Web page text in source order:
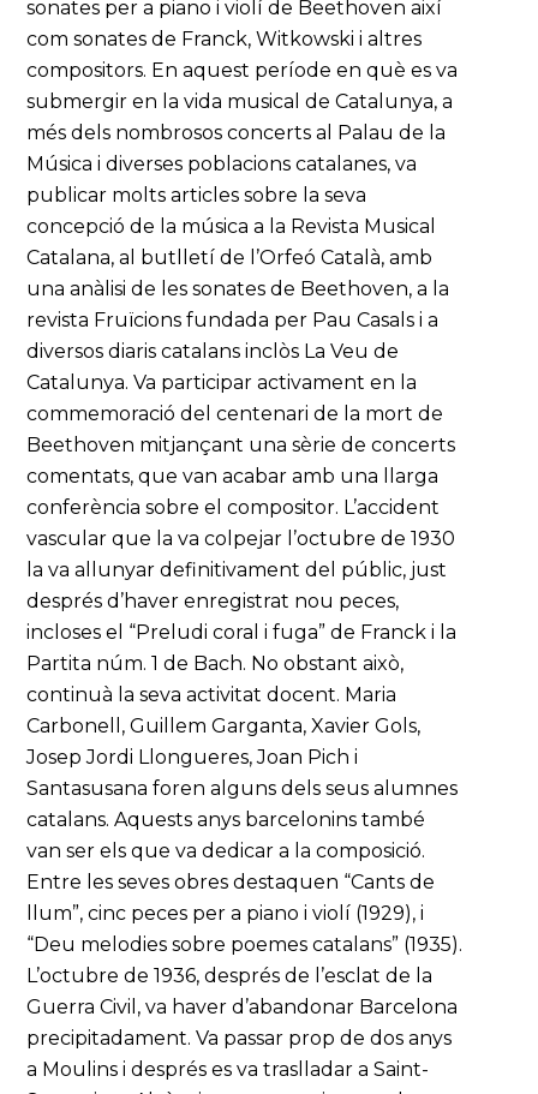
sonates per a piano i violí de Beethoven així
com sonates de Franck, Witkowski i altres
compositors. En aquest període en què es va
submergir en la vida musical de Catalunya, a
més dels nombrosos concerts al Palau de la
Música i diverses poblacions catalanes, va
publicar molts articles sobre la seva
concepció de la música a la Revista Musical
Catalana, al butlletí de l’Orfeó Català, amb
una anàlisi de les sonates de Beethoven, a la
revista Fruïcions fundada per Pau Casals i a
diversos diaris catalans inclòs La Veu de
Catalunya. Va participar activament en la
commemoració del centenari de la mort de
Beethoven mitjançant una sèrie de concerts
comentats, que van acabar amb una llarga
conferència sobre el compositor. L’accident
vascular que la va colpejar l’octubre de 1930
la va allunyar definitivament del públic, just
després d’haver enregistrat nou peces,
incloses el “Preludi coral i fuga” de Franck i la
Partita núm. 1 de Bach. No obstant això,
continuà la seva activitat docent. Maria
Carbonell, Guillem Garganta, Xavier Gols,
Josep Jordi Llongueres, Joan Pich i
Santasusana foren alguns dels seus alumnes
catalans. Aquests anys barcelonins també
van ser els que va dedicar a la composició.
Entre les seves obres destaquen “Cants de
llum”, cinc peces per a piano i violí (1929), i
“Deu melodies sobre poemes catalans” (1935).
L’octubre de 1936, després de l’esclat de la
Guerra Civil, va haver d’abandonar Barcelona
precipitadament. Va passar prop de dos anys
a Moulins i després es va traslladar a Saint-